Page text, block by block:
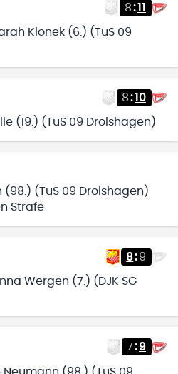
8:11
Klonek (6.) (TuS 09
8:10
(19.) (TuS 09 Drolshagen)
(TuS 09 Drolshagen)
Strafe
8:9
Wergen (7.) (DJK SG
7:9
(98.) (TuS 09